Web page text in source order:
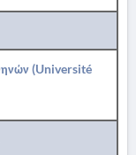
(Université